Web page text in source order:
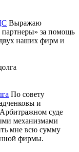
Выражаю
партнеры» за помощь
двух наших фирм и
По совету
и
суде
механизмами
мне всю сумму
фирмы.